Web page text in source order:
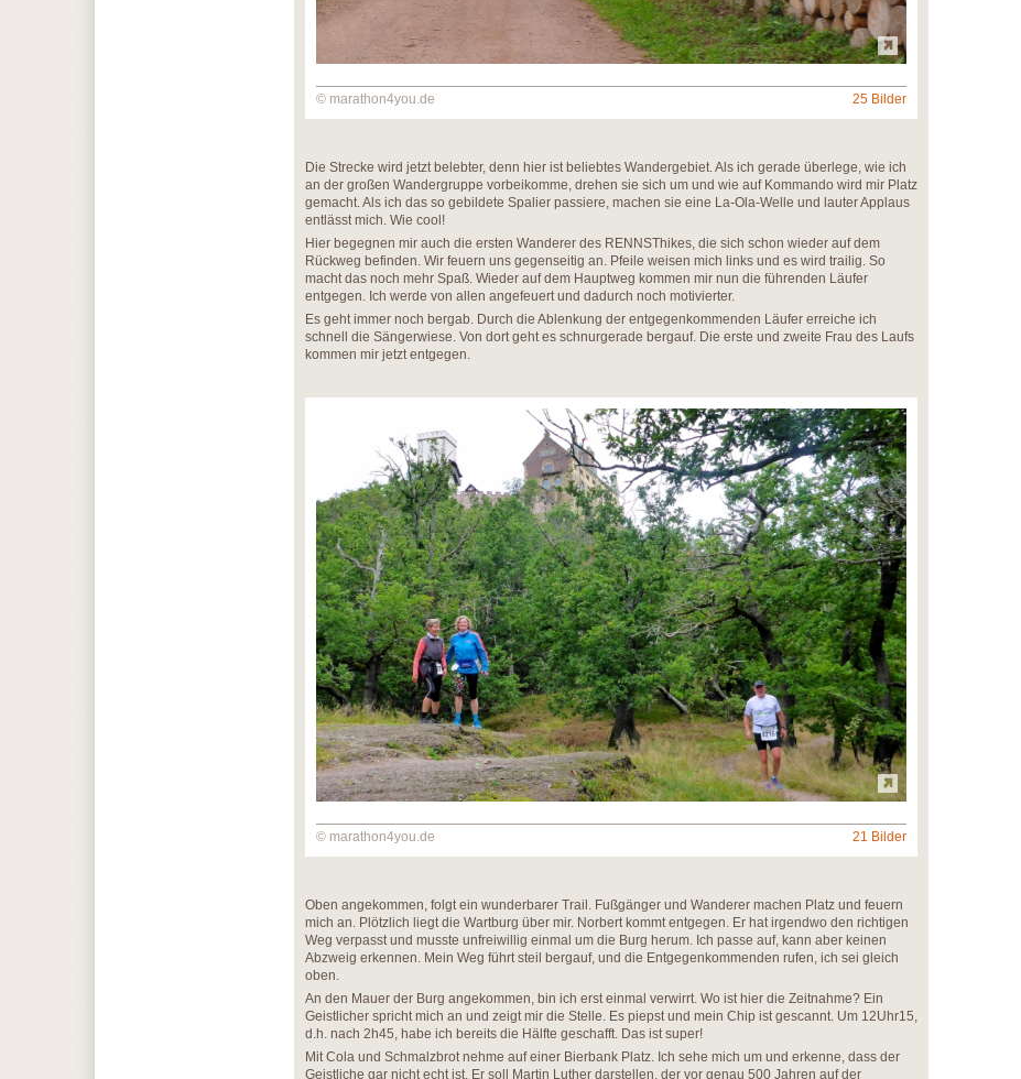
© marathon4you.de 25 Bilder
Die Strecke wird jetzt belebter, denn hier ist beliebtes Wandergebiet. Als ich gerade überlege, wie ich
an der großen Wandergruppe vorbeikomme, drehen sie sich um und wie auf Kommando wird mir Platz
gemacht. Als ich das so gebildete Spalier passiere, machen sie eine La-Ola-Welle und lauter Applaus
entlässt mich. Wie cool!
Hier begegnen mir auch die ersten Wanderer des RENNSThikes, die sich schon wieder auf dem
Rückweg befinden. Wir feuern uns gegenseitig an. Pfeile weisen mich links und es wird trailig. So
macht das noch mehr Spaß. Wieder auf dem Hauptweg kommen mir nun die führenden Läufer
entgegen. Ich werde von allen angefeuert und dadurch noch motivierter.
Es geht immer noch bergab. Durch die Ablenkung der entgegenkommenden Läufer erreiche ich
schnell die Sängerwiese. Von dort geht es schnurgerade bergauf. Die erste und zweite Frau des Laufs
kommen mir jetzt entgegen.
© marathon4you.de 21 Bilder
Oben angekommen, folgt ein wunderbarer Trail. Fußgänger und Wanderer machen Platz und feuern
mich an. Plötzlich liegt die Wartburg über mir. Norbert kommt entgegen. Er hat irgendwo den richtigen
Weg verpasst und musste unfreiwillig einmal um die Burg herum. Ich passe auf, kann aber keinen
Abzweig erkennen. Mein Weg führt steil bergauf, und die Entgegenkommenden rufen, ich sei gleich
oben.
An den Mauer der Burg angekommen, bin ich erst einmal verwirrt. Wo ist hier die Zeitnahme? Ein
Geistlicher spricht mich an und zeigt mir die Stelle. Es piepst und mein Chip ist gescannt. Um 12Uhr15,
d.h. nach 2h45, habe ich bereits die Hälfte geschafft. Das ist super!
Mit Cola und Schmalzbrot nehme auf einer Bierbank Platz. Ich sehe mich um und erkenne, dass der
Geistliche gar nicht echt ist. Er soll Martin Luther darstellen, der vor genau 500 Jahren auf der